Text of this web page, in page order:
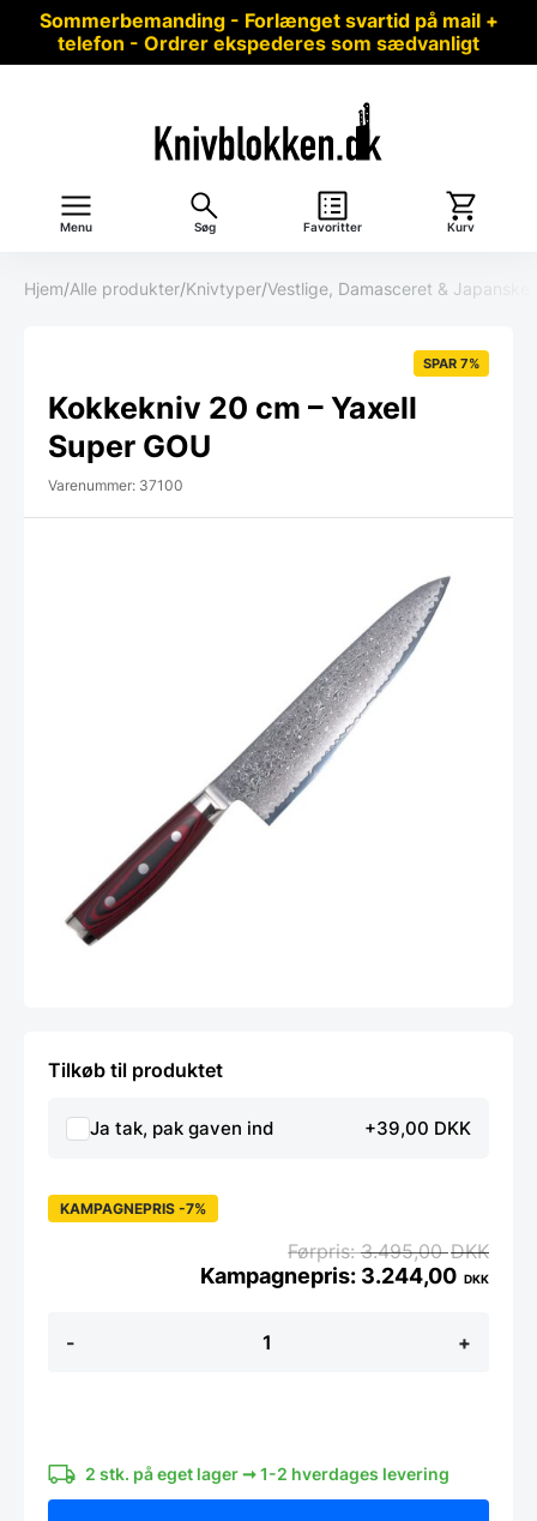
Sommerbemanding - Forlænget svartid på mail +
telefon - Ordrer ekspederes som sædvanligt
Menu Søg Favoritter Kurv
Hjem/Alle produkter/Knivtyper/Vestlige, Damasceret & Japanske
SPAR 7%
Kokkekniv 20 cm – Yaxell
Super GOU
Varenummer: 37100
Tilkøb til produktet
Ja tak, pak gaven ind +39,00 DKK
-
20
antal
+
KAMPAGNEPRIS -7%
3.495,00DKK
3.244,00 DKK
2 stk. på eget lager ➞ 1-2 hverdages levering